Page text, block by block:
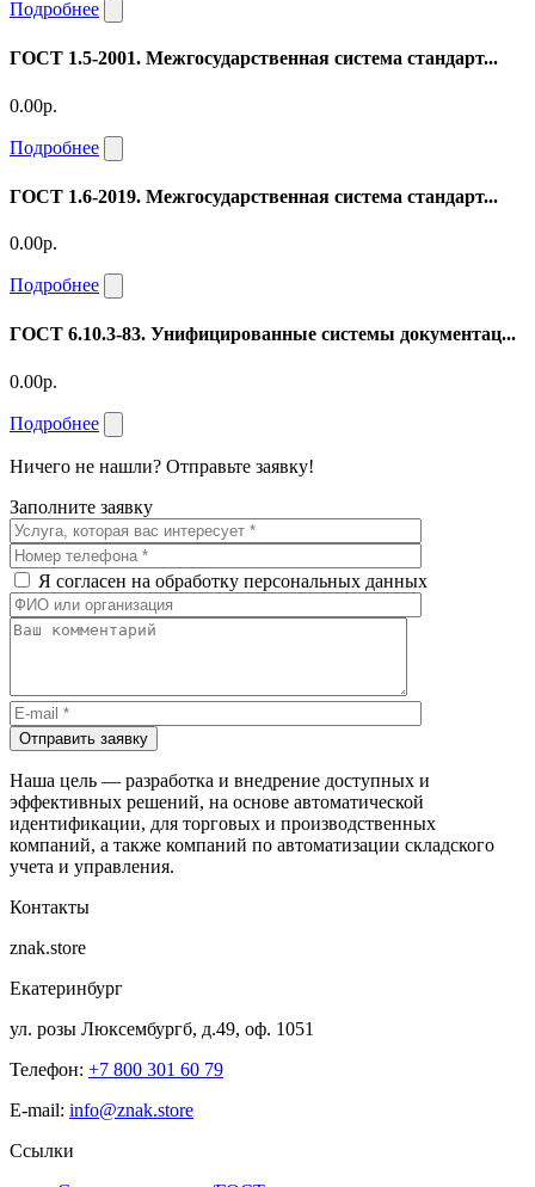
Подробнее
ГОСТ 1.5-2001. Межгосударственная система стандарт...
0.00р.
Подробнее
ГОСТ 1.6-2019. Межгосударственная система стандарт...
0.00р.
Подробнее
ГОСТ 6.10.3-83. Унифицированные системы документац...
0.00р.
Подробнее
Ничего не нашли? Отправьте заявку!
Заполните заявку
Я согласен на обработку персональных данных
Отправить заявку
Наша цель — разработка и внедрение доступных и
эффективных решений, на основе автоматической
идентификации, для торговых и производственных
компаний, а также компаний по автоматизации складского
учета и управления.
Контакты
znak.store
Екатеринбург
ул. розы Люксембургб, д.49, оф. 1051
Телефон: +7 800 301 60 79
E-mail: info@znak.store
Ссылки